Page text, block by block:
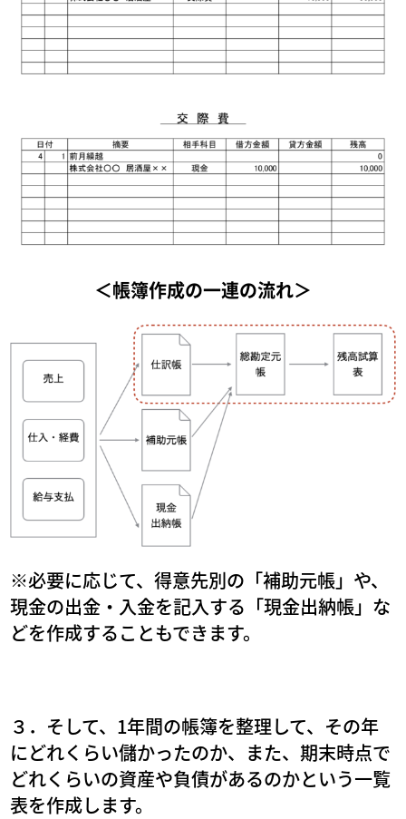
＜帳簿作成の一連の流れ＞
※必要に応じて、得意先別の「補助元帳」や、
現金の出金・入金を記入する「現金出納帳」な
どを作成することもできます。
３．そして、1年間の帳簿を整理して、その年
にどれくらい儲かったのか、また、期末時点で
どれくらいの資産や負債があるのかという一覧
表を作成します。